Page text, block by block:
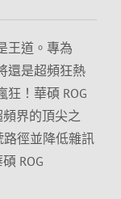
王道。專為
還是超頻狂熱
！華碩 ROG
頻界的頂尖之
路徑並降低雜訊
ROG